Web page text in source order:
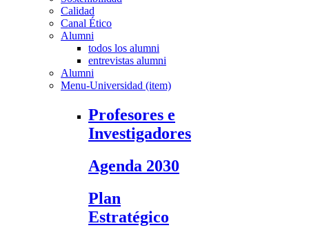
Calidad
Canal Ético
Alumni
todos los alumni
entrevistas alumni
Alumni
Menu-Universidad (item)
Profesores e
Investigadores
Agenda 2030
Plan
Estratégico